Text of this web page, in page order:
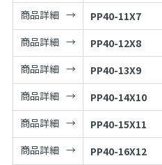
商品詳細
PP40-11X7
商品詳細
PP40-12X8
商品詳細
PP40-13X9
商品詳細
PP40-14X10
商品詳細
PP40-15X11
商品詳細
PP40-16X12